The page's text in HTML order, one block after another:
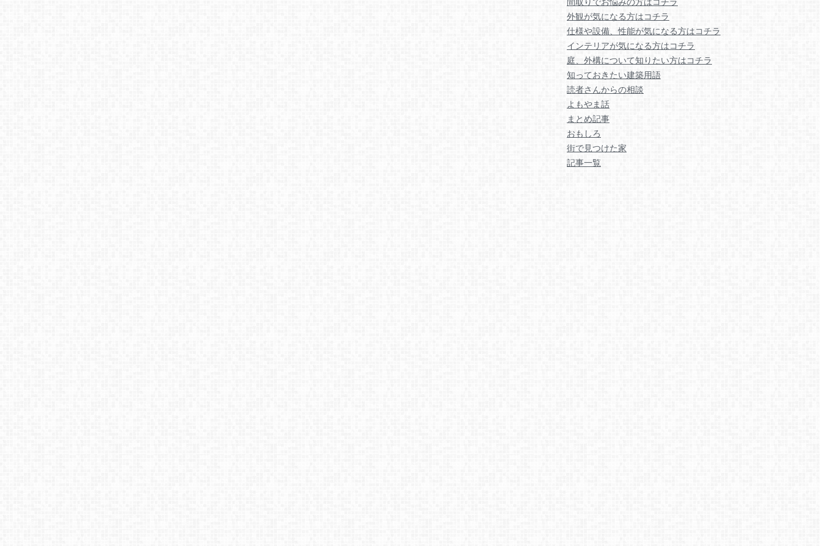
外観が気になる方はコチラ
仕様や設備、性能が気になる方はコチラ
インテリアが気になる方はコチラ
庭、外構について知りたい方はコチラ
知っておきたい建築用語
読者さんからの相談
よもやま話
まとめ記事
おもしろ
街で見つけた家
記事一覧